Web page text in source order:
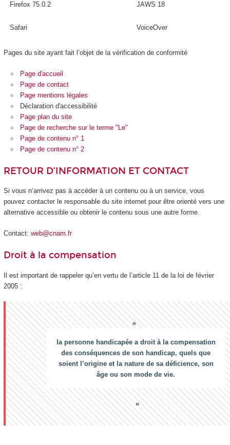
Firefox 75.0.2 JAWS 18
Safari VoiceOver
Pages du site ayant fait l’objet de la vérification de conformité
Page d'accueil
Page de contact
Page mentions légales
Déclaration d'accessibilité
Page plan du site
Page de recherche sur le terme "Le"
Page de contenu n° 1
Page de contenu n° 2
RETOUR D’INFORMATION ET CONTACT
Si vous n’arrivez pas à accéder à un contenu ou à un service, vous
pouvez contacter le responsable du site internet pour être orienté vers une
alternative accessible ou obtenir le contenu sous une autre forme.
Contact: web@cnam.fr
Droit à la compensation
Il est important de rappeler qu’en vertu de l’article 11 de la loi de février
2005 :
la personne handicapée a droit à la compensation
des conséquences de son handicap, quels que
soient l’origine et la nature de sa déficience, son
âge ou son mode de vie.